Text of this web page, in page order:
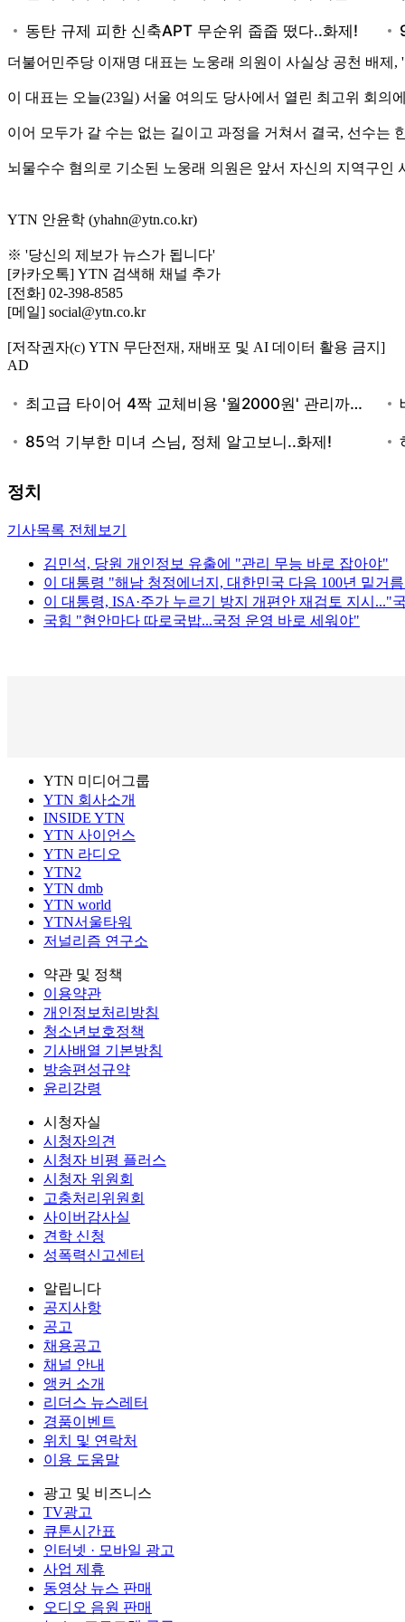
더불어민주당 이재명 대표는 노웅래 의원이 사실상 공천 배
이 대표는 오늘(23일) 서울 여의도 당사에서 열린 최고위 회
이어 모두가 갈 수는 없는 길이고 과정을 거쳐서 결국, 선수는
뇌물수수 혐의로 기소된 노웅래 의원은 앞서 자신의 지역구
YTN 안윤학 (yhahn@ytn.co.kr)
※ '당신의 제보가 뉴스가 됩니다'
[카카오톡] YTN 검색해 채널 추가
[전화] 02-398-8585
[메일] social@ytn.co.kr
[저작권자(c) YTN 무단전재, 재배포 및 AI 데이터 활용 금지]
AD
정치
기사목록 전체보기
김민석, 당원 개인정보 유출에 "관리 무능 바로 잡아야"
이 대통령 "해남 청정에너지, 대한민국 다음 100년 밑거
이 대통령, ISA·주가 누르기 방지 개편안 재검토 지시..."
국힘 "현안마다 따로국밥...국정 운영 바로 세워야"
YTN 미디어그룹
YTN 회사소개
INSIDE YTN
YTN 사이언스
YTN 라디오
YTN2
YTN dmb
YTN world
YTN서울타워
저널리즘 연구소
약관 및 정책
이용약관
개인정보처리방침
청소년보호정책
기사배열 기본방침
방송편성규약
윤리강령
시청자실
시청자의견
시청자 비평 플러스
시청자 위원회
고충처리위원회
사이버감사실
견학 신청
성폭력신고센터
알립니다
공지사항
공고
채용공고
채널 안내
앵커 소개
리더스 뉴스레터
경품이벤트
위치 및 연락처
이용 도움말
광고 및 비즈니스
TV광고
큐톤시간표
인터넷 · 모바일 광고
사업 제휴
동영상 뉴스 판매
오디오 음원 판매